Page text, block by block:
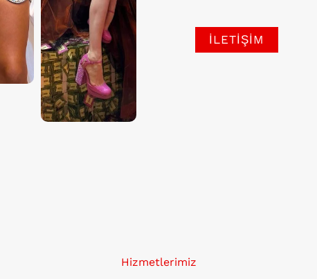
İLETIŞIM
Hizmetlerimiz